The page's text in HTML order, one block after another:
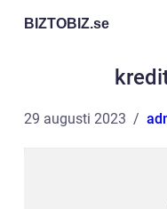
BIZTOBIZ.se
29 augusti 2023